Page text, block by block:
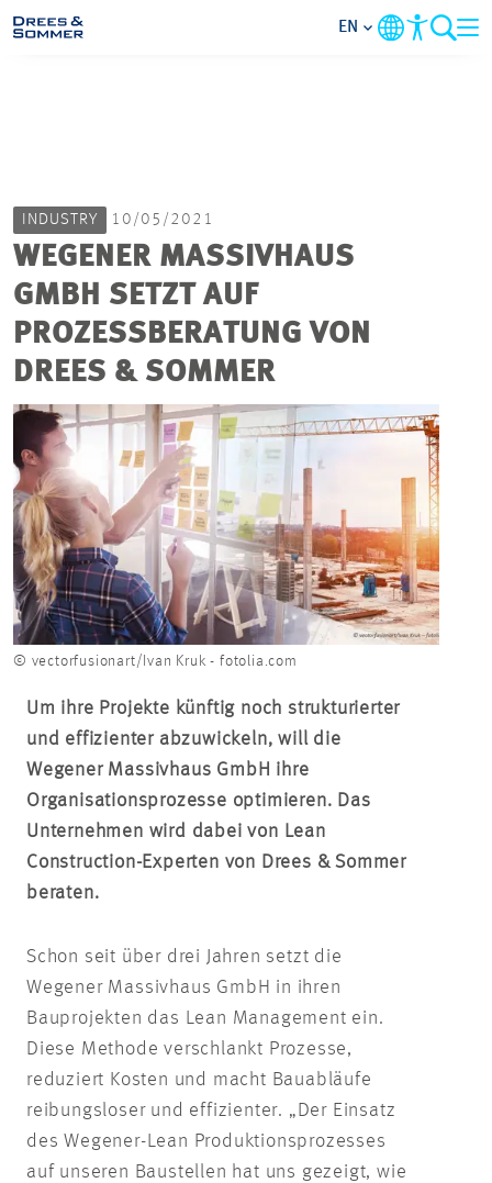
COMPANY
FOCUS AREAS
CAREER
PROJECTS
CONTACT
EN
INDUSTRY 10/05/2021
WEGENER MASSIVHAUS
GMBH SETZT AUF
PROZESSBERATUNG VON
DREES & SOMMER
© vectorfusionart/Ivan Kruk - fotolia.com
Um ihre Projekte künftig noch strukturierter
und effizienter abzuwickeln, will die
Wegener Massivhaus GmbH ihre
Organisationsprozesse optimieren. Das
Unternehmen wird dabei von Lean
Construction-Experten von Drees & Sommer
beraten.
Schon seit über drei Jahren setzt die
Wegener Massivhaus GmbH in ihren
Bauprojekten das Lean Management ein.
Diese Methode verschlankt Prozesse,
reduziert Kosten und macht Bauabläufe
reibungsloser und effizienter. „Der Einsatz
des Wegener-Lean Produktionsprozesses
auf unseren Baustellen hat uns gezeigt, wie